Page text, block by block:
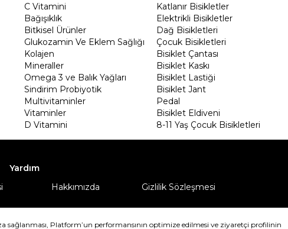
C Vitamini
Bağışıklık
Bitkisel Ürünler
Glukozamin Ve Eklem Sağlığı
Kolajen
Mineraller
Omega 3 ve Balık Yağları
Sindirim Probiyotik
Multivitaminler
Vitaminler
D Vitamini
Katlanır Bisikletler
Elektrikli Bisikletler
Dağ Bisikletleri
Çocuk Bisikletleri
Bisiklet Çantası
Bisiklet Kaskı
Bisiklet Lastiği
Bisiklet Jant
Pedal
Bisiklet Eldiveni
8-11 Yaş Çocuk Bisikletleri
Yardım
Hakkımızda Gizlilik Sözleşmesi